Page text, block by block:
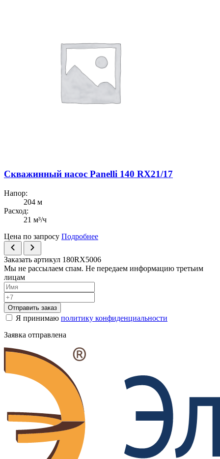
Скважинный насос Panelli 140 RX21/17
Напор:
204 м
Расход:
21 м³/ч
Цена по запросу Подробнее
Заказать артикул 180RX5006
Мы не рассылаем спам. Не передаем информацию третьим
лицам
Отправить заказ
Я принимаю политику конфиденциальности
Заявка отправлена